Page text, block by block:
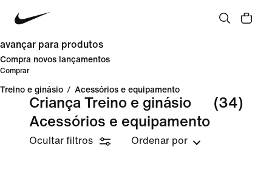
avançar para produtos
Compra novos lançamentos
Comprar
Treino e ginásio / Acessórios e equipamento
Criança Treino e ginásio
Acessórios e equipamento
(34)
Ocultar filtros Ordenar por